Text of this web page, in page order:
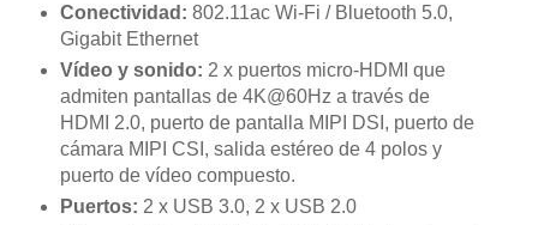
Conectividad: 802.11ac Wi-Fi / Bluetooth 5.0,
Gigabit Ethernet
Vídeo y sonido: 2 x puertos micro-HDMI que
admiten pantallas de 4K@60Hz a través de
HDMI 2.0, puerto de pantalla MIPI DSI, puerto de
cámara MIPI CSI, salida estéreo de 4 polos y
puerto de vídeo compuesto.
Puertos: 2 x USB 3.0, 2 x USB 2.0